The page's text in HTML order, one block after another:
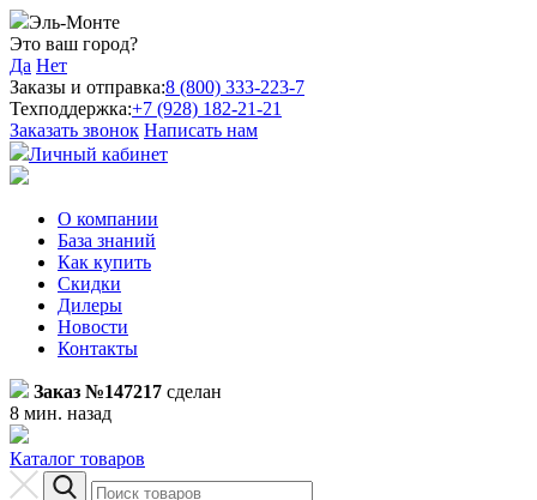
Эль-Монте
Это ваш город?
Да Нет
Заказы и отправка:8 (800) 333-223-7
Техподдержка:+7 (928) 182-21-21
Заказать звонок Написать нам
Личный кабинет
О компании
База знаний
Как купить
Скидки
Дилеры
Новости
Контакты
Заказ №147217 сделан
8 мин. назад
Каталог товаров